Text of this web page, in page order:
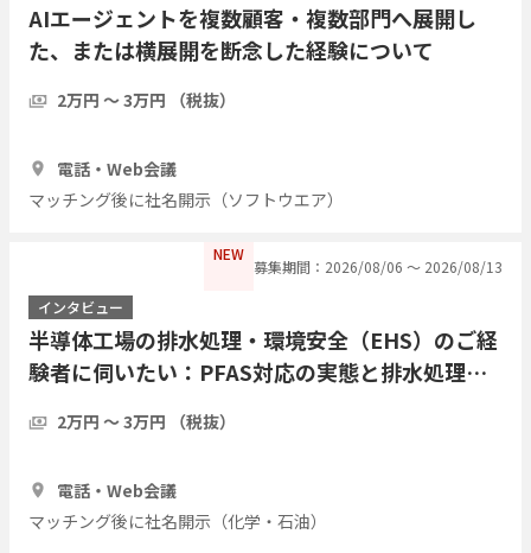
AIエージェントを複数顧客・複数部門へ展開し
た、または横展開を断念した経験について
2万円 〜 3万円 （税抜）
電話・Web会議
マッチング後に社名開示（ソフトウエア）
NEW
募集期間：2026/08/06 〜 2026/08/13
インタビュー
半導体工場の排水処理・環境安全（EHS）のご経
験者に伺いたい：PFAS対応の実態と排水処理の
2万円 〜 3万円 （税抜）
電話・Web会議
マッチング後に社名開示（化学・石油）